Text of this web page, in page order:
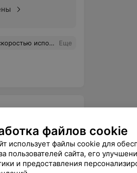
обслуживанием. Еще
с
Повторный комплексный
прием врача-офтальмолога с
файлов cookie
использует файлы cookie для
пользователей сайта, его
и предоставления